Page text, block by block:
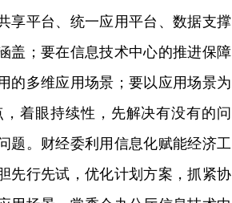
享平台、统一应用平台、数据支撑
盖；要在信息技术中心的推进保障
的多维应用场景；要以应用场景为
着眼持续性，先解决有没有的问
题。财经委利用信息化赋能经济工
先行先试，优化计划方案，抓紧协